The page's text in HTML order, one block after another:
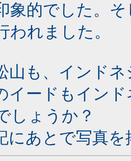
象的でした。
われました。
山も、インド
イードもイン
しょうか？
にあとで写真